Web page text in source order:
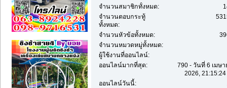
จำนวนสมาชิกทั้งหมด:
จำนวนตอบกระทู้
ทั้งหมด:
จำนวนหัวข้อทั้งหมด:
จำนวนหมวดหมู่ทั้งหมด:
ผู้ใช้งานที่ออนไลน์:
ออนไลน์มากที่สุด:
790 - วันที่ 6 เมษ
2026,
ออนไลน์วันนี้: